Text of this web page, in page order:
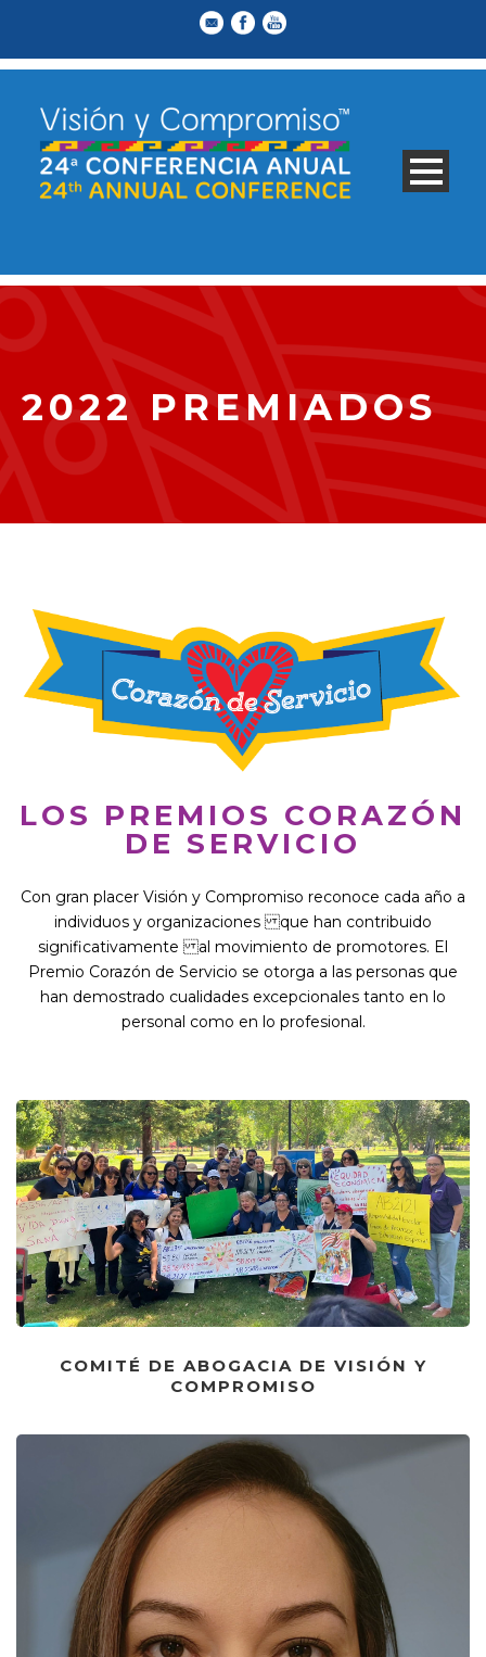
2022 PREMIADOS
LOS PREMIOS CORAZÓN
DE SERVICIO
Con gran placer Visión y Compromiso reconoce cada año a
individuos y organizaciones que han contribuido
significativamente al movimiento de promotores. El
Premio Corazón de Servicio se otorga a las personas que
han demostrado cualidades excepcionales tanto en lo
personal como en lo profesional.
COMITÉ DE ABOGACIA DE VISIÓN Y
COMPROMISO